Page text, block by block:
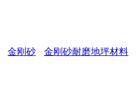
金刚砂 金刚砂耐磨地坪材料